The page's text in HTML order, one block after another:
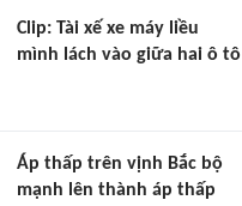
Clip: Tài xế xe máy liều
mình lách vào giữa hai ô tô
Áp thấp trên vịnh Bắc bộ
mạnh lên thành áp thấp